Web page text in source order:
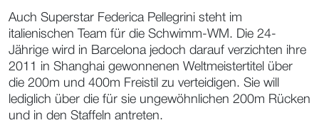
Auch Superstar Federica Pellegrini steht im
italienischen Team für die Schwimm-WM. Die 24-
Jährige wird in Barcelona jedoch darauf verzichten ihre
2011 in Shanghai gewonnenen Weltmeistertitel über
die 200m und 400m Freistil zu verteidigen. Sie will
lediglich über die für sie ungewöhnlichen 200m Rücken
und in den Staffeln antreten.